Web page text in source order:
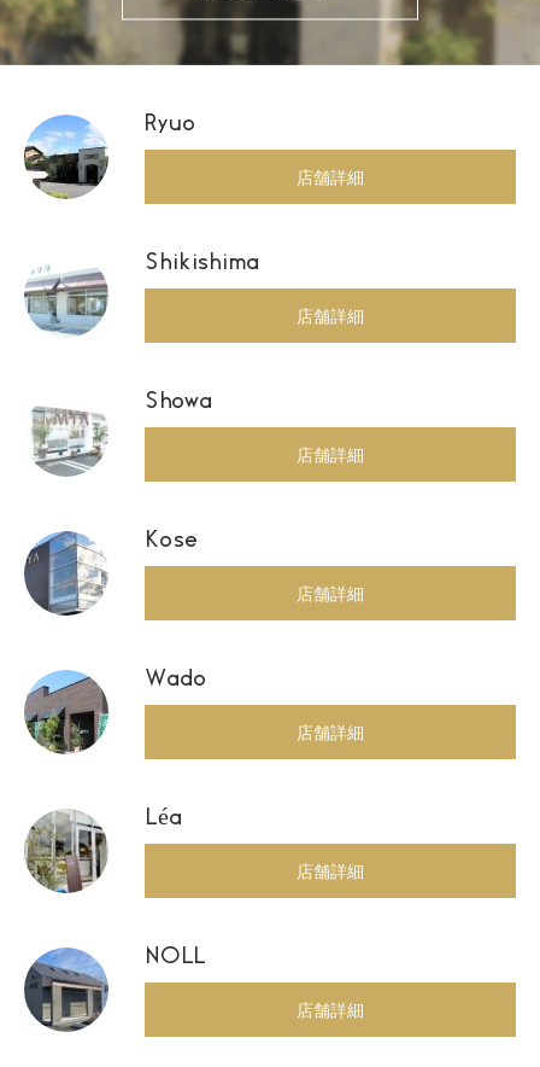
Ryuo
店舗詳細
Shikishima
店舗詳細
Showa
店舗詳細
Kose
店舗詳細
Wado
店舗詳細
Léa
店舗詳細
NOLL
店舗詳細